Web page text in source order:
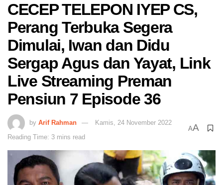
CECEP TELEPON IYEP CS,
Perang Terbuka Segera
Dimulai, Iwan dan Didu
Sergap Agus dan Yayat, Link
Live Streaming Preman
Pensiun 7 Episode 36
by Arif Rahman
Kamis, 24 November 2022
Reading Time: 3 mins read
AA